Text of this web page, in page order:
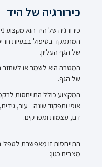
כירורגיה של היד
כירורגיה של היד הוא מקצוע
המתמקד בטיפול בבעיות
של הגף העליון.
המטרה היא לשמר או לשחזר
של הגף.
המקצוע כולל התייחסות
אופי ותפקוד שונה - עור,
דם, עצמות ומפרקים.
התייחסות זו מאפשרת לטפל
מצבים כגון: